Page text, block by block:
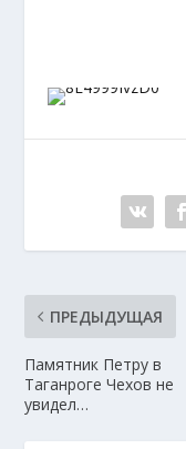
ПРЕДЫДУЩАЯ
Памятник Петру в
Таганроге Чехов не
увидел…